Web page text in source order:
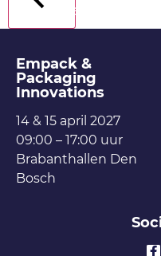
Terug
Empack &
Packaging
Innovations
14 & 15 april 2027
09:00 – 17:00 uur
Brabanthallen Den
Bosch